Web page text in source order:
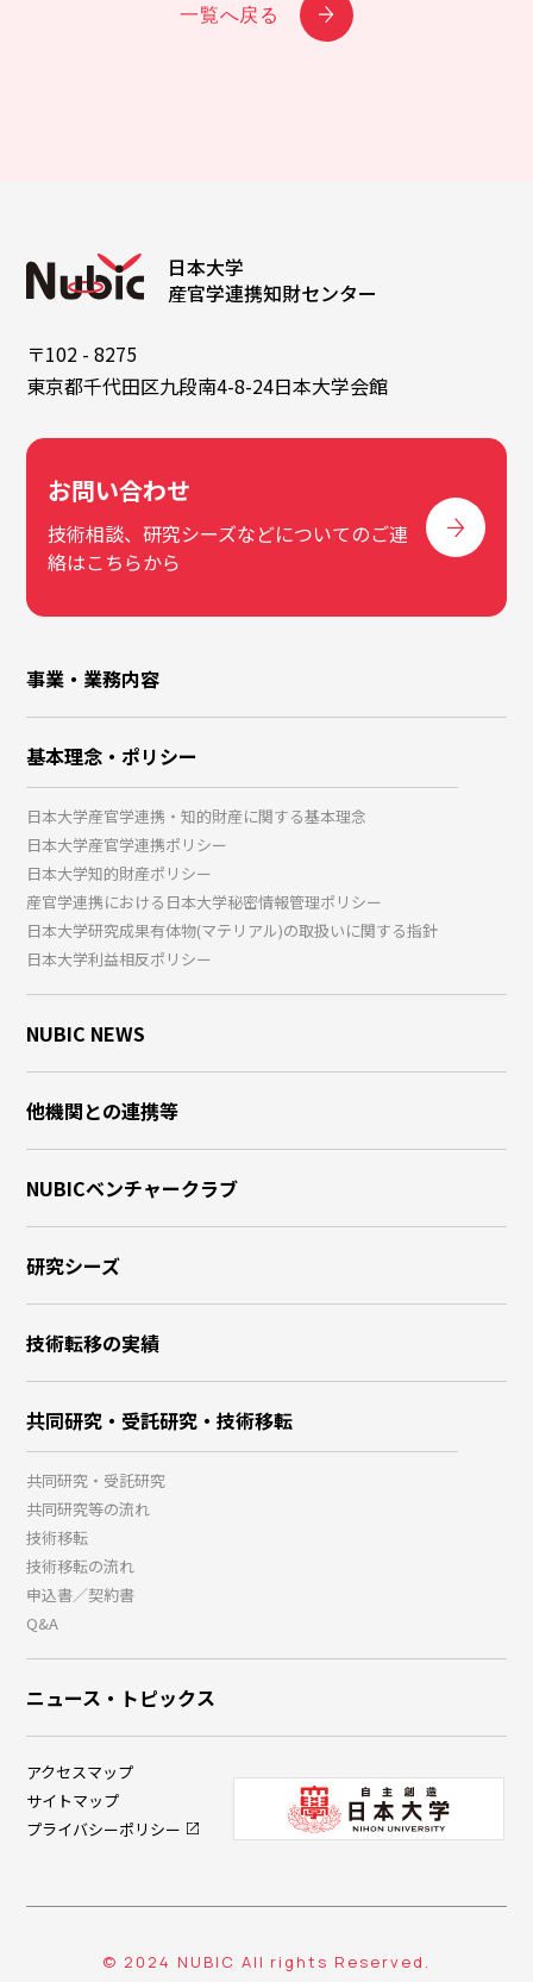
一覧へ戻る
日本大学
産官学連携知財センター
〒102 - 8275
東京都千代田区九段南4-8-24日本大学会館
お問い合わせ
技術相談、研究シーズなどについてのご連
絡はこちらから
事業・業務内容
基本理念・ポリシー
日本大学産官学連携・知的財産に関する基本理念
日本大学産官学連携ポリシー
日本大学知的財産ポリシー
産官学連携における日本大学秘密情報管理ポリシー
日本大学研究成果有体物(マテリアル)の取扱いに関する指針
日本大学利益相反ポリシー
NUBIC NEWS
他機関との連携等
NUBICベンチャークラブ
研究シーズ
技術転移の実績
共同研究・受託研究・技術移転
共同研究・受託研究
共同研究等の流れ
技術移転
技術移転の流れ
申込書／契約書
Q&A
ニュース・トピックス
アクセスマップ
サイトマップ
プライバシーポリシー
© 2024 NUBIC All rights Reserved.